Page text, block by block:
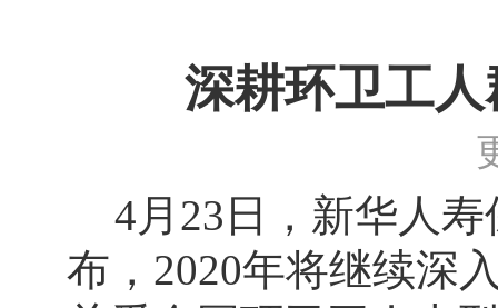
深耕环卫工
4月23日，新华人
布，2020年将继续深